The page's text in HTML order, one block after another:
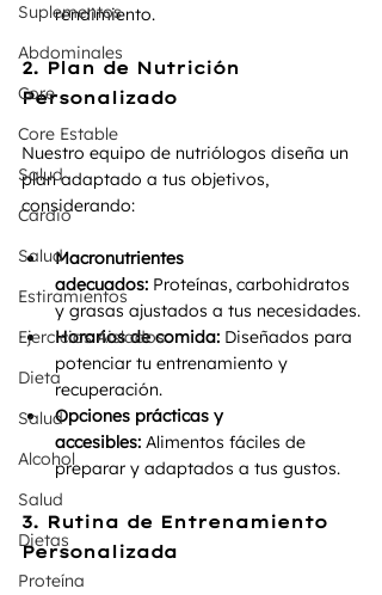
Suplementos
Abdominales
Core
Core Estable
Salud
Cardio
Salud
Estiramientos
Ejercicios Aislados
Dieta
Salud
Alcohol
Salud
Dietas
Proteína
rendimiento.
2. Plan de Nutrición
Personalizado
Nuestro equipo de nutriólogos diseña un
plan adaptado a tus objetivos,
considerando:
Macronutrientes
adecuados: Proteínas, carbohidratos
y grasas ajustados a tus necesidades.
Horarios de comida: Diseñados para
potenciar tu entrenamiento y
recuperación.
Opciones prácticas y
accesibles: Alimentos fáciles de
preparar y adaptados a tus gustos.
3. Rutina de Entrenamiento
Personalizada